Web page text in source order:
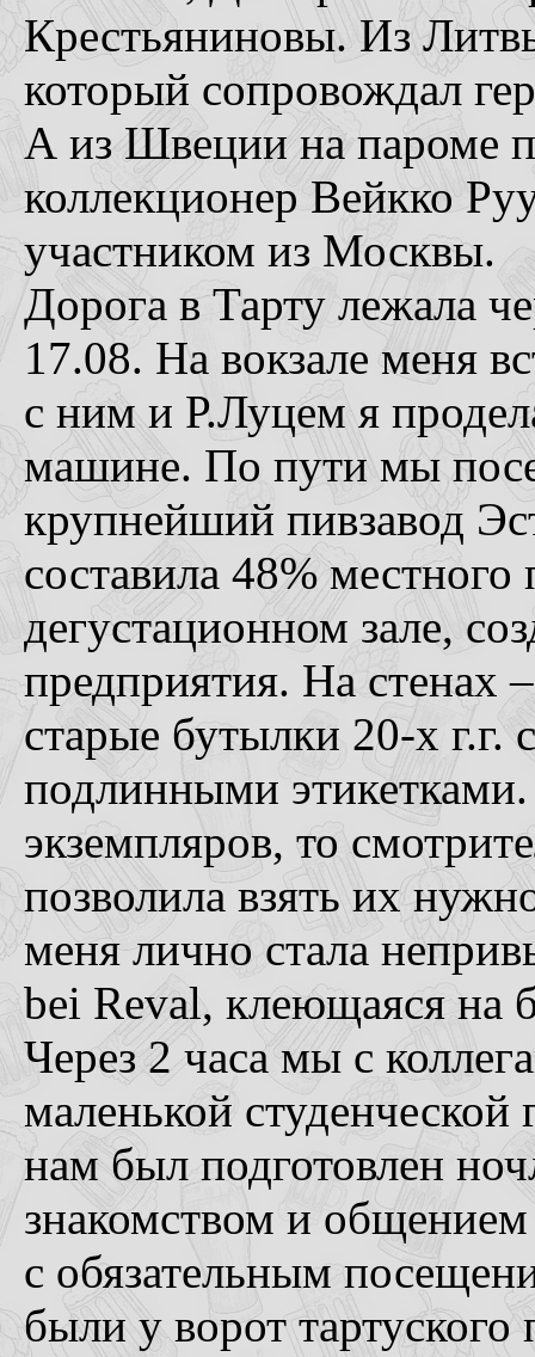
Крестьяниновы. Из
который сопровождал
А из Швеции на пароме
коллекционер Вейкко
участником из Москвы.
Дорога в Тарту лежала
17.08. На вокзале меня
с ним и Р.Луцем я
машине. По пути мы
крупнейший пивзавод
составила 48%
дегустационном зале,
предприятия. На стенах
старые бутылки 20-х
подлинными
экземпляров, то
позволила взять их
меня лично стала
bei Reval, клеющаяся на
Через 2 часа мы с
маленькой
нам был подготовлен
знакомством и
с обязательным
были у ворот